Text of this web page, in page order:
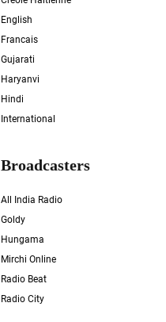
English
Francais
Gujarati
Haryanvi
Hindi
International
Broadcasters
All India Radio
Goldy
Hungama
Mirchi Online
Radio Beat
Radio City